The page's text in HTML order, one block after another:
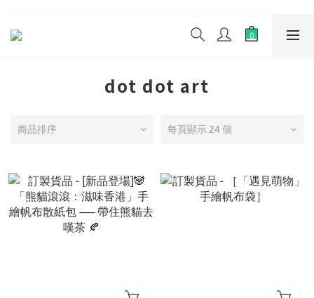
dot dot art
商品排序 每頁顯示 24 個